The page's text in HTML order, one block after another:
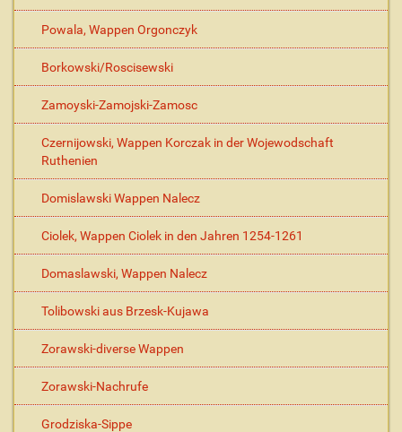
Powala, Wappen Orgonczyk
Borkowski/Roscisewski
Zamoyski-Zamojski-Zamosc
Czernijowski, Wappen Korczak in der Wojewodschaft
Ruthenien
Domislawski Wappen Nalecz
Ciolek, Wappen Ciolek in den Jahren 1254-1261
Domaslawski, Wappen Nalecz
Tolibowski aus Brzesk-Kujawa
Zorawski-diverse Wappen
Zorawski-Nachrufe
Grodziska-Sippe